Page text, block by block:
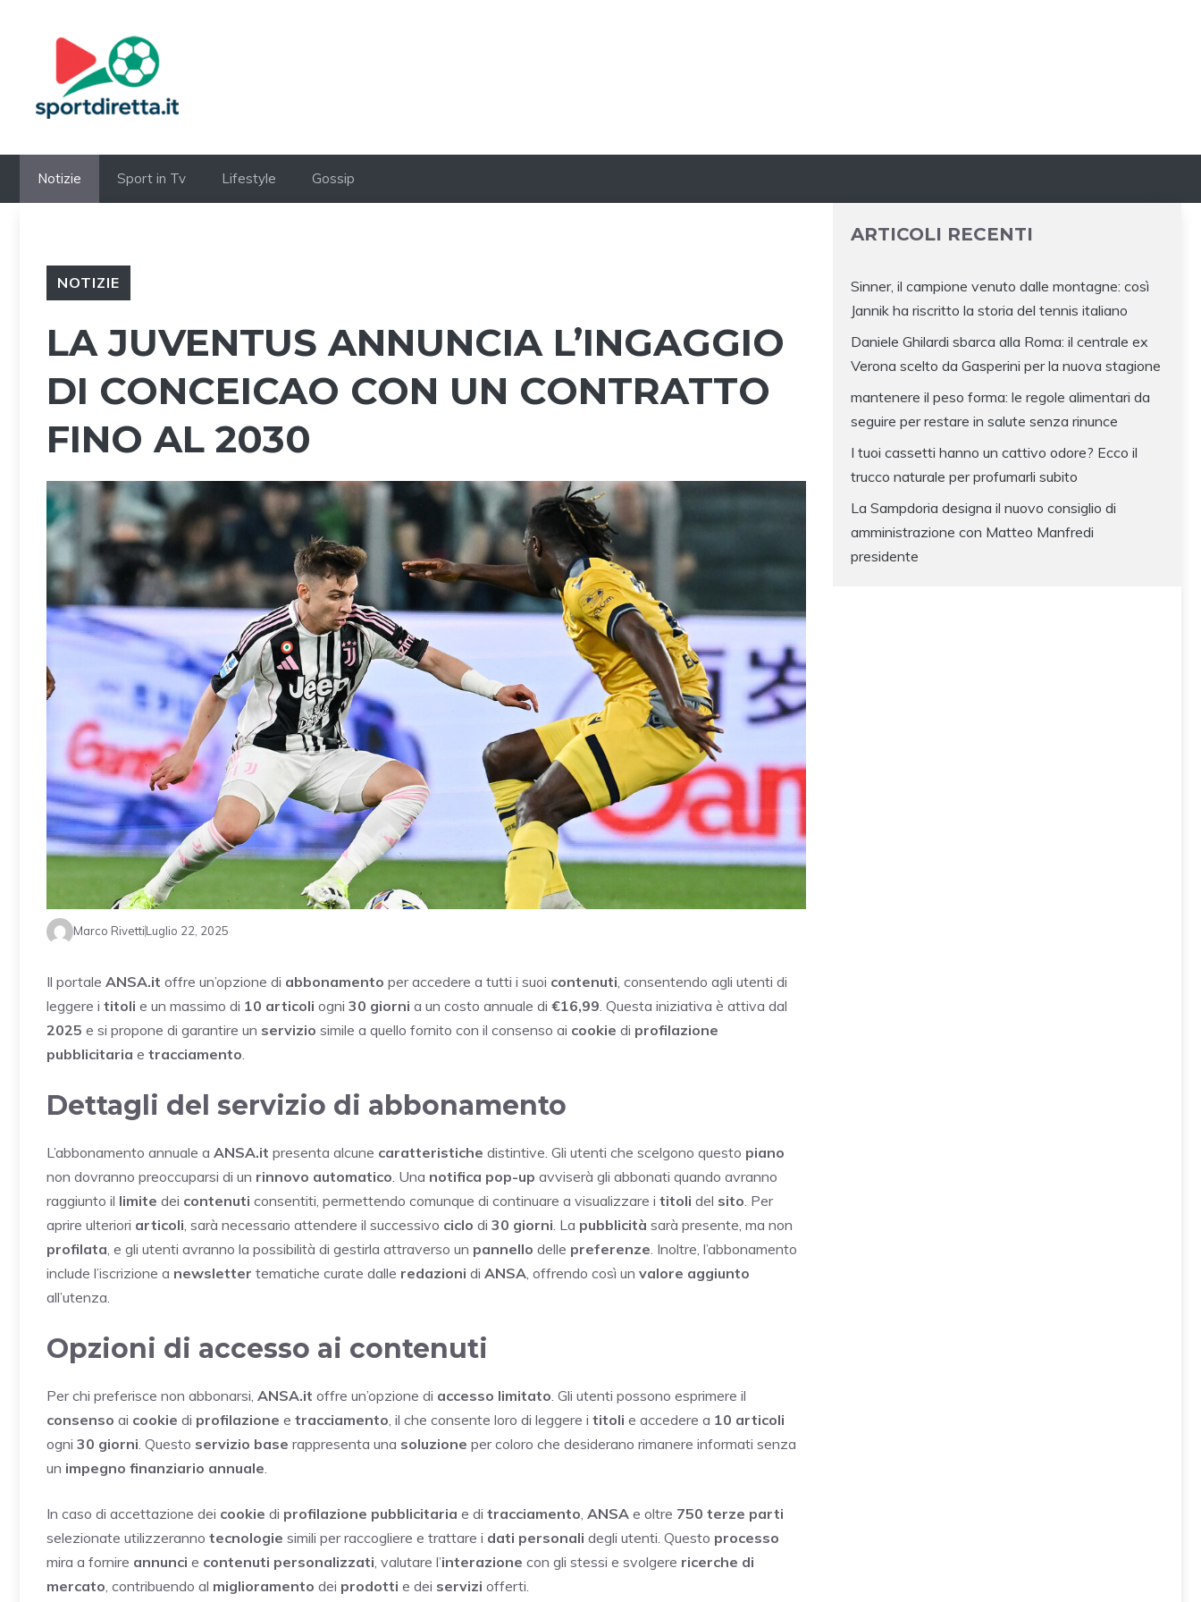
Notizie Sport in Tv Lifestyle Gossip
NOTIZIE
LA JUVENTUS ANNUNCIA L’INGAGGIO
DI CONCEICAO CON UN CONTRATTO
FINO AL 2030
Marco RivettiLuglio 22, 2025
Il portale ANSA.it offre un’opzione di abbonamento per accedere a tutti i suoi contenuti , consentendo agli utenti di
leggere i titoli e un massimo di 10 articoli ogni 30 giorni a un costo annuale di €16,99 . Questa iniziativa è attiva dal
2025 e si propone di garantire un servizio simile a quello fornito con il consenso ai cookie di profilazione
pubblicitaria e tracciamento
Dettagli del servizio di abbonamento
L’abbonamento annuale a ANSA.it presenta alcune caratteristiche distintive. Gli utenti che scelgono questo piano
non dovranno preoccuparsi di un rinnovo automatico . Una notifica pop-up avviserà gli abbonati quando avranno
raggiunto il limite dei contenuti consentiti, permettendo comunque di continuare a visualizzare i titoli del sito . Per
aprire ulteriori articoli , sarà necessario attendere il successivo ciclo di 30 giorni . La pubblicità sarà presente, ma non
profilata , e gli utenti avranno la possibilità di gestirla attraverso un pannello delle preferenze . Inoltre, l’abbonamento
include l’iscrizione a newsletter tematiche curate dalle redazioni di ANSA , offrendo così un valore aggiunto
all’utenza.
Opzioni di accesso ai contenuti
Per chi preferisce non abbonarsi, ANSA.it offre un’opzione di accesso limitato . Gli utenti possono esprimere il
consenso ai cookie di profilazione e tracciamento , il che consente loro di leggere i titoli e accedere a 10 articoli
ogni 30 giorni . Questo servizio base rappresenta una soluzione per coloro che desiderano rimanere informati senza
un impegno finanziario annuale
In caso di accettazione dei cookie di profilazione pubblicitaria e di tracciamento ANSA e oltre 750 terze parti
selezionate utilizzeranno tecnologie simili per raccogliere e trattare i dati personali degli utenti. Questo processo
mira a fornire annunci e contenuti personalizzati , valutare l’interazione con gli stessi e svolgere ricerche di
mercato , contribuendo al miglioramento dei prodotti e dei servizi offerti.
ARTICOLI RECENTI
Sinner, il campione venuto dalle montagne: così
Jannik ha riscritto la storia del tennis italiano
Daniele Ghilardi sbarca alla Roma: il centrale ex
Verona scelto da Gasperini per la nuova stagione
mantenere il peso forma: le regole alimentari da
seguire per restare in salute senza rinunce
I tuoi cassetti hanno un cattivo odore? Ecco il
trucco naturale per profumarli subito
La Sampdoria designa il nuovo consiglio di
amministrazione con Matteo Manfredi
presidente